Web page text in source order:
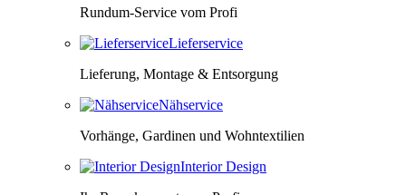
Rundum-Service vom Profi
Lieferservice
Lieferung, Montage & Entsorgung
Nähservice
Vorhänge, Gardinen und Wohntextilien
Interior Design